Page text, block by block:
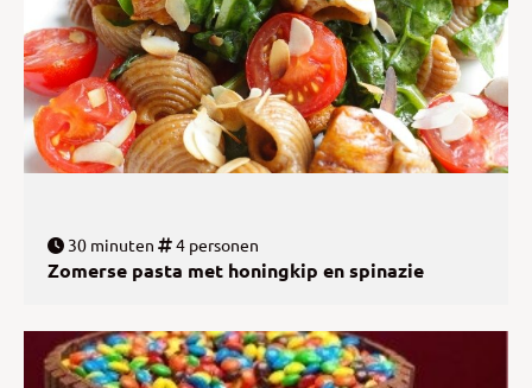
30 minuten 4 personen
Zomerse pasta met honingkip en spinazie